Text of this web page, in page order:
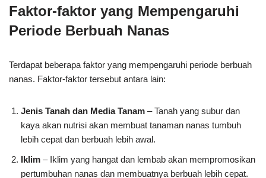
Faktor-faktor yang Mempengaruhi
Periode Berbuah Nanas
Terdapat beberapa faktor yang mempengaruhi periode berbuah
nanas. Faktor-faktor tersebut antara lain:
Jenis Tanah dan Media Tanam – Tanah yang subur dan
kaya akan nutrisi akan membuat tanaman nanas tumbuh
lebih cepat dan berbuah lebih awal.
Iklim – Iklim yang hangat dan lembab akan mempromosikan
pertumbuhan nanas dan membuatnya berbuah lebih cepat.